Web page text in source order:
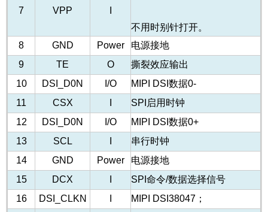
7 VPP
不用时别针打开。
8
GND Power
电源接地
9
TE O
撕裂效应输出
10
DSI_D0N I/O
MIPI DSI数据0-
11
CSX
SPI启用时钟
12
DSI_D0N I/O
MIPI DSI数据0+
13
SCL
串行时钟
14
GND Power
电源接地
15
DCX
SPI命令/数据选择信号
16
DSI_CLKN
MIPI DSI38047；